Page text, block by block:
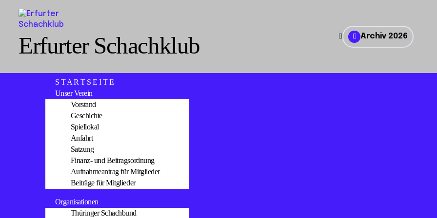
Erfurter Schachklub Archiv 2026
S T A R T S E I T E
Unser Verein
Vorstand
Geschichte
Spiellokal
Anfahrt
Satzung
Finanz- und Beitragsordnung
Aufnahmeantrag für Mitglieder
Beiträge für Mitglieder
Organisationen
Thüringer Schachbund